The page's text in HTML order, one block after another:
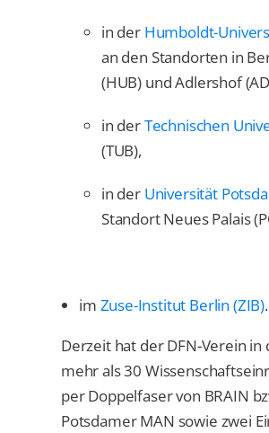
in der Humboldt-
an den Standorten in
(HUB) und Adlershof
in derTechnischen
(TUB),
in der Universität
Standort Neues Palais
im Zuse-Institut Berlin (ZIB).
Derzeit hat der DFN-Verein in
mehr als 30
per Doppelfaser von BRAIN
Potsdamer MAN sowie zwei